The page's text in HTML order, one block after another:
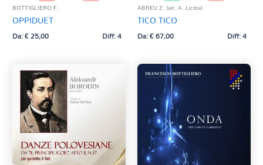
BOTTIGLIERO F.
OPPIDUET
Da:€25,00 Diff: 4
ABREU Z. (arr. A. Licitra)
TICO TICO
Da:€67,00 Diff: 4